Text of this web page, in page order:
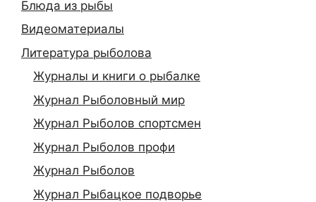
Блюда из рыбы
Видеоматериалы
Литература рыболова
Журналы и книги о рыбалке
Журнал Рыболовный мир
Журнал Рыболов спортсмен
Журнал Рыболов профи
Журнал Рыболов
Журнал Рыбацкое подворье